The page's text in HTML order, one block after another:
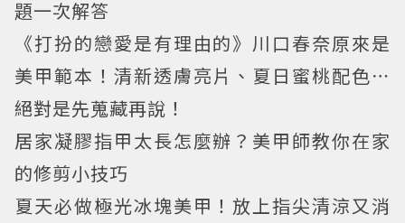
題一次解答
《打扮的戀愛是有理由的》川口春奈原來是
美甲範本！清新透膚亮片、夏日蜜桃配色⋯
絕對是先蒐藏再說！
居家凝膠指甲太長怎麼辦？美甲師教你在家
的修剪小技巧
夏天必做極光冰塊美甲！放上指尖清涼又消